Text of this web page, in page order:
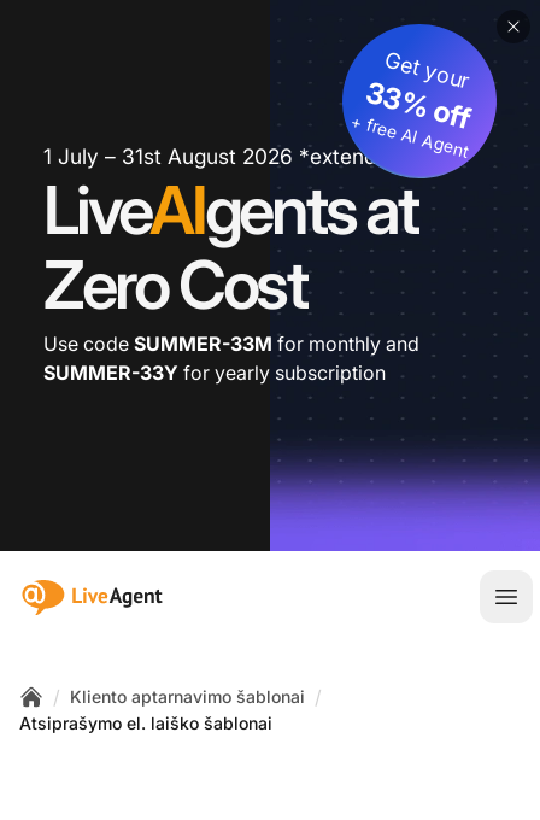
1 July – 31st August 2026 *extended
LiveAIgents at
Zero Cost
Get your
33% off
+ free AI Agent
Use code SUMMER-33M for monthly and
SUMMER-33Y for yearly subscription
:site.title
Home
/ Kliento aptarnavimo šablonai /
Atsiprašymo el. laiško šablonai